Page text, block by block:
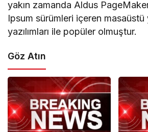
yakın zamanda Aldus
Ipsum sürümleri içeren masaüstü
yazılımları ile popüler olmuştur.
Göz Atın